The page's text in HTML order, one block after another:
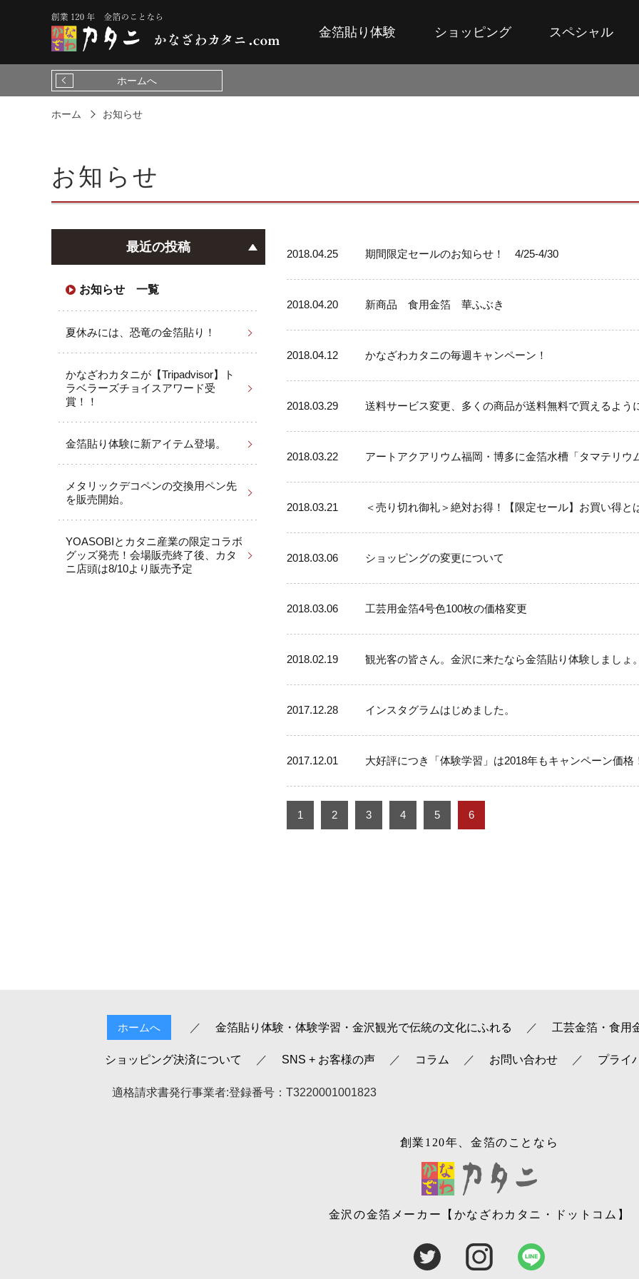
金箔貼り体験 ショッピング スペシャル
ホームへ
ホーム お知らせ
お知らせ
最近の投稿
お知らせ 一覧
夏休みには、恐竜の金箔貼り！
かなざわカタニが【Tripadvisor】ト
ラベラーズチョイスアワード受
賞！！
金箔貼り体験に新アイテム登場。
メタリックデコペンの交換用ペン先
を販売開始。
YOASOBIとカタニ産業の限定コラボ
グッズ発売！会場販売終了後、カタ
ニ店頭は8/10より販売予定
2018.04.25 期間限定セールのお知らせ！ 4/25-4/30
2018.04.20 新商品 食用金箔 華ふぶき
2018.04.12 かなざわカタニの毎週キャンペーン！
2018.03.29 送料サービス変更、多くの商品が送料無料で買えるよう
2018.03.22 アートアクアリウム福岡・博多に金箔水槽「タマテリウ
2018.03.21 ＜売り切れ御礼＞絶対お得！【限定セール】お買い得と
2018.03.06 ショッピングの変更について
2018.03.06 工芸用金箔4号色100枚の価格変更
2018.02.19 観光客の皆さん。金沢に来たなら金箔貼り体験しましょ
2017.12.28 インスタグラムはじめました。
2017.12.01 大好評につき「体験学習」は2018年もキャンペーン価格
1 2 3 4 5 6
ホームへ 金箔貼り体験・体験学習・金沢観光で伝統の文化にふれる 工芸金箔・食用
ショッピング決済について SNS + お客様の声 コラム お問い合わせ プライ
適格請求書発行事業者:登録番号：T3220001001823
創業120年、金箔のことなら
金沢の金箔メーカー 【かなざわカタニ・ドットコム】